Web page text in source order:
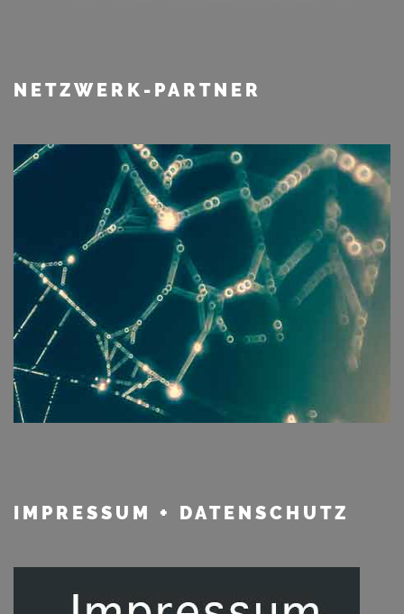
NETZWERK-PARTNER
IMPRESSUM + DATENSCHUTZ